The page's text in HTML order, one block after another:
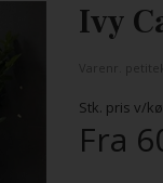
Ivy
Stk. pris v/
Fra